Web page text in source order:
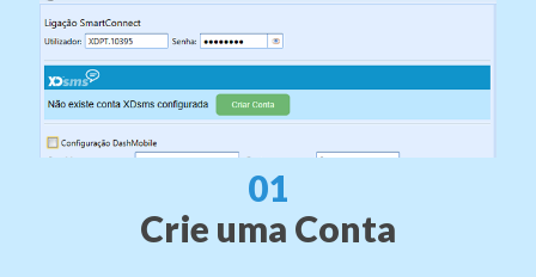
01
Crie uma Conta